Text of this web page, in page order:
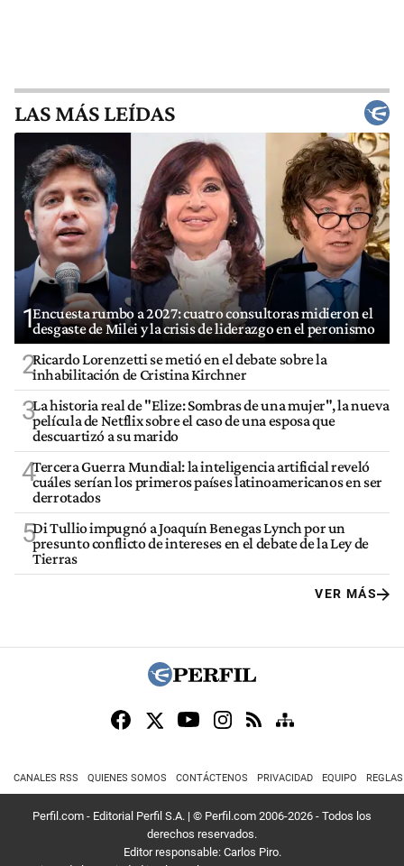
LAS MÁS LEÍDAS
1Encuesta rumbo a 2027: cuatro consultoras midieron el
desgaste de Milei y la crisis de liderazgo en el peronismo
2Ricardo Lorenzetti se metió en el debate sobre la
inhabilitación de Cristina Kirchner
3La historia real de "Elize: Sombras de una mujer", la nueva
película de Netflix sobre el caso de una esposa que
descuartizó a su marido
4Tercera Guerra Mundial: la inteligencia artificial reveló
cuáles serían los primeros países latinoamericanos en ser
derrotados
5Di Tullio impugnó a Joaquín Benegas Lynch por un
presunto conflicto de intereses en el debate de la Ley de
Tierras
VER MÁS
CANALES RSS QUIENES SOMOS CONTÁCTENOS PRIVACIDAD EQUIPO
Perfil.com - Editorial Perfil S.A. | © Perfil.com 2006-2026 - Todos los
derechos reservados.
Editor responsable: Carlos Piro.